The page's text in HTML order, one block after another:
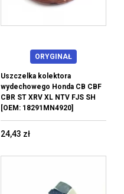
ORYGINAŁ
Uszczelka kolektora
wydechowego Honda CB CBF
CBR ST XRV XL NTV FJS SH
[OEM: 18291MN4920]
24,43 zł